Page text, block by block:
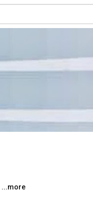
...more